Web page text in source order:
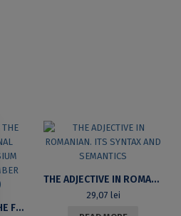
PROCEEDINGS OF THE FIRST INTERNATIONAL LINGUISTIC SYMPOSIUM (BUCHAREST, NOVEMBER 13TH/14TH 2007)
THE ADJECTIVE IN ROMANIAN. ITS SYNTAX AND SEMANTICS
29,07 lei